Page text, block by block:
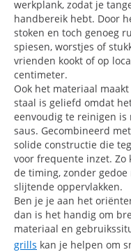
werkplank, zodat je
handbereik hebt. Door
stoken en toch genoeg
spiesen, worstjes of
vrienden kookt of op
centimeter.
Ook het materiaal
staal is geliefd omdat
eenvoudig te reinigen is
saus. Gecombineerd
solide constructie die
voor frequente inzet. Zo
de timing, zonder
slijtende oppervlakken.
Ben je je aan het
dan is het handig om
materiaal en
grills kan je helpen om